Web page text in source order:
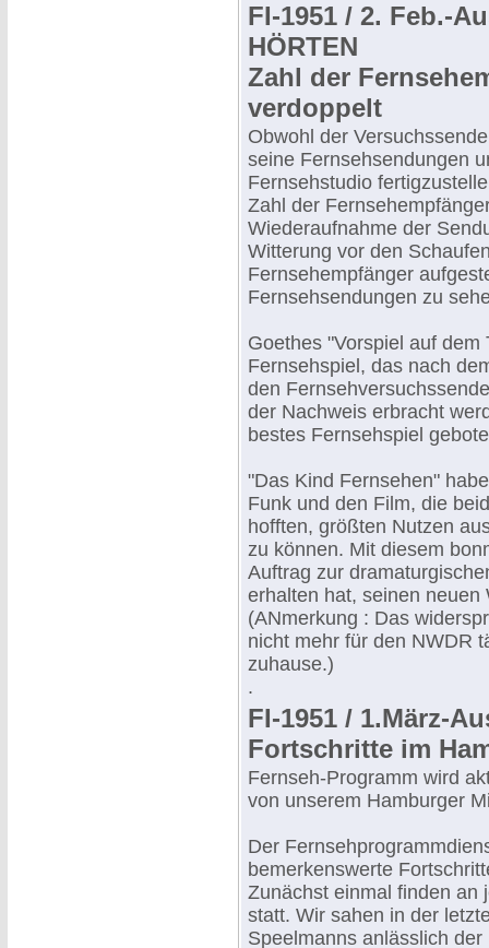
FI-1951 / 2. Feb.-
HÖRTEN
Zahl der
verdoppelt
Obwohl der
seine Fernsehsendungen
Fernsehstudio
Zahl der
Wiederaufnahme der
Witterung vor den
Fernsehempfänger
Fernsehsendungen zu
Goethes "Vorspiel auf
Fernsehspiel, das nach
den
der Nachweis erbracht
bestes Fernsehspiel
"Das Kind Fernsehen"
Funk und den Film, die
hofften, größten Nutzen
zu können. Mit diesem
Auftrag zur
erhalten hat, seinen neuen
(ANmerkung : Das
nicht mehr für den NWDR
zuhause.)
.
FI-1951 / 1.März-
Fortschritte im
Fernseh-Programm wird
von unserem Hamburger
Der
bemerkenswerte
Zunächst einmal finden an
statt. Wir sahen in der
Speelmanns anlässlich